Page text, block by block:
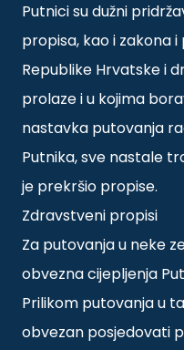
Putnici su dužni
propisa, kao i zakona
Republike Hrvatske i
prolaze i u kojima
nastavka putovanja
Putnika, sve nastale
je prekršio propise.
Zdravstveni propisi
Za putovanja u neke
obvezna cijepljenja
Prilikom putovanja u
obvezan posjedovati